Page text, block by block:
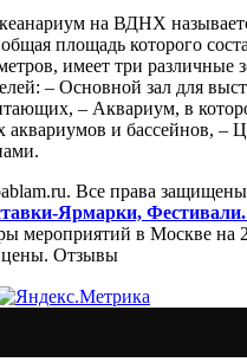
на ВДНХ
площадь которого
имеет три различные
– Основной зал для
– Аквариум, в
аквариумов и бассейнов, –
Все права
Ярмарки,
мероприятий в Москве на
цены. Отзывы